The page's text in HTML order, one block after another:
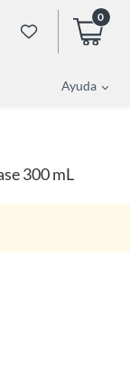
0
Ayuda
300 mL